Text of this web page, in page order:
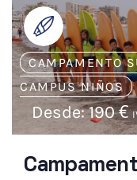
CAMPAMENTO
CAMPUS NIÑOS
Desde:190€